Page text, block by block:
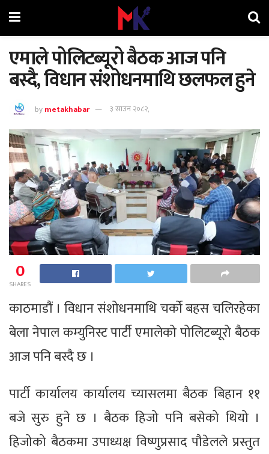
एमाले पोलिटब्यूरो बैठक आज पनि
बस्दै, विधान संशोधनमाथि छलफल हुने
bymetakhabar ३ साउन २०८२,
0
SHARES
काठमाडौं । विधान संशोधनमाथि चर्को बहस चलिरहेका
बेला नेपाल कम्युनिस्ट पार्टी एमालेको पोलिटब्यूरो बैठक
आज पनि बस्दै छ ।
पार्टी कार्यालय कार्यालय च्यासलमा बैठक बिहान ११
बजे सुरु हुने छ । बैठक हिजो पनि बसेको थियो ।
हिजोको बैठकमा उपाध्यक्ष विष्णुप्रसाद पौडेलले प्रस्तुत